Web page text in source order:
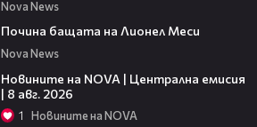
Nova News
Почина бащата на Лионел Меси
Nova News
Новините на NOVA | Централна емисия
| 8 авг. 2026
1 Новините на NOVA